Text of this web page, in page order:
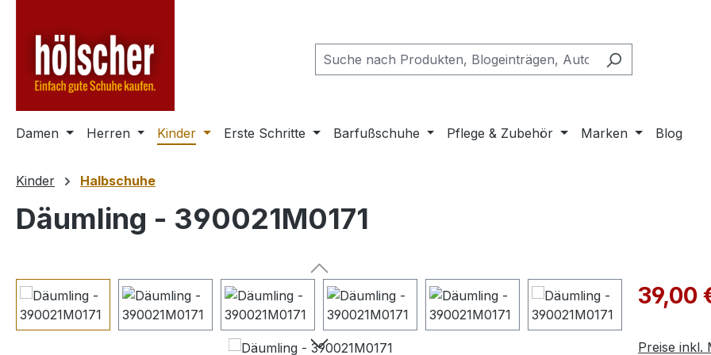
Damen Herren Kinder Erste Schritte Barfußschuhe Pflege & Zubehör Marken Blog
Kinder Halbschuhe
Däumling - 390021M0171
Bildergalerie überspringen 39,00
Preise inkl.